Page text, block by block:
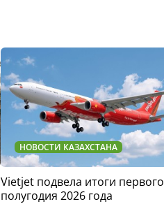
НОВОСТИ КАЗАХСТАНА
Vietjet подвела итоги первого
полугодия 2026 года